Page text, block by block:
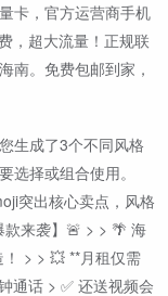
卡，官方运营商手机
，超大流量！正规联
南。免费包邮到家，
生成了3个不同风格
选择或组合使用。
突出核心卖点，风格
来袭】🚨 > > 🌴 海
> > 💥 **月租仅需
通话 > ✅ 还送视频会